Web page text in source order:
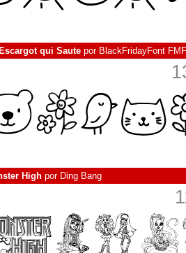
qui Saute por BlackFridayFont FMF
High por Ding Bang